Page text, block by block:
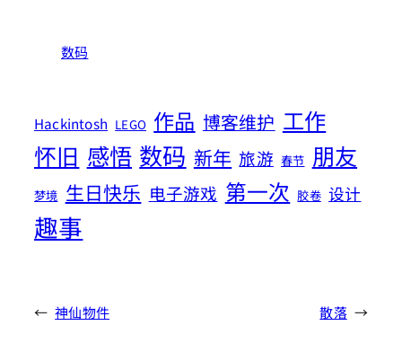
数码
Hackintosh LEGO 作品 博客维护 工作
怀旧 感悟 数码 新年 旅游 春节 朋友
梦境 生日快乐 电子游戏 第一次 胶卷 设计
趣事
← 神仙物件 散落 →